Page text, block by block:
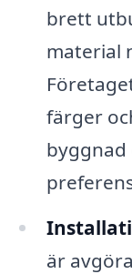
brett
material
färger
byggnad
är